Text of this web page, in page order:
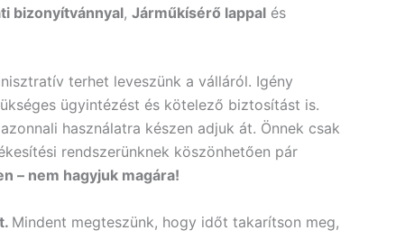
bizonyítvánnyal, Járműkísérő lappalés
terhet leveszünk a válláról. Igény
ügyintézést és kötelező biztosítást is.
használatra készen adjuk át. Önnek csak
rendszerünknek köszönhetően pár
– nem hagyjuk magára!
Mindent megteszünk, hogy időt takarítson meg,